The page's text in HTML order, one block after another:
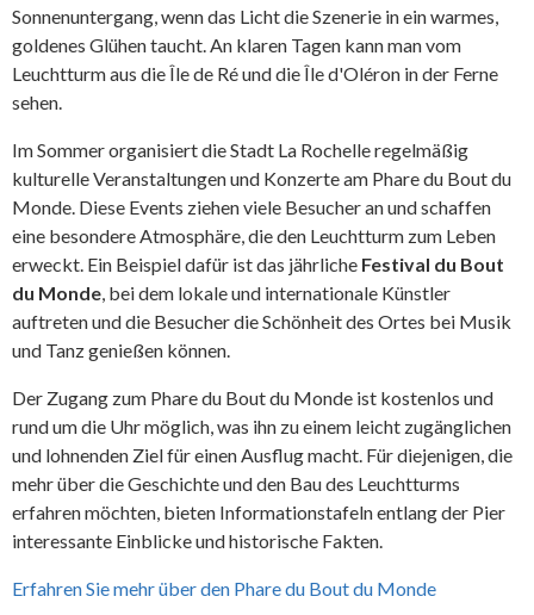
Sonnenuntergang, wenn das Licht die Szenerie in ein warmes,
goldenes Glühen taucht. An klaren Tagen kann man vom
Leuchtturm aus die Île de Ré und die Île d'Oléron in der Ferne
sehen.
Im Sommer organisiert die Stadt La Rochelle regelmäßig
kulturelle Veranstaltungen und Konzerte am Phare du Bout du
Monde. Diese Events ziehen viele Besucher an und schaffen
eine besondere Atmosphäre, die den Leuchtturm zum Leben
erweckt. Ein Beispiel dafür ist das jährliche Festival du Bout
du Monde, bei dem lokale und internationale Künstler
auftreten und die Besucher die Schönheit des Ortes bei Musik
und Tanz genießen können.
Der Zugang zum Phare du Bout du Monde ist kostenlos und
rund um die Uhr möglich, was ihn zu einem leicht zugänglichen
und lohnenden Ziel für einen Ausflug macht. Für diejenigen, die
mehr über die Geschichte und den Bau des Leuchtturms
erfahren möchten, bieten Informationstafeln entlang der Pier
interessante Einblicke und historische Fakten.
Erfahren Sie mehr über den Phare du Bout du Monde